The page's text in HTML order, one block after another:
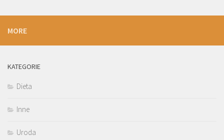
MORE
KATEGORIE
Dieta
Inne
Uroda